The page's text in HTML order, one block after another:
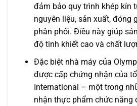
đảm bảo quy trình khép kín
nguyên liệu, sản xuất, đóng
phân phối. Điều này giúp
độ tinh khiết cao và chất
Đặc biệt nhà máy của
được cấp chứng nhận của
International – một trong
nhận thực phẩm chức năng